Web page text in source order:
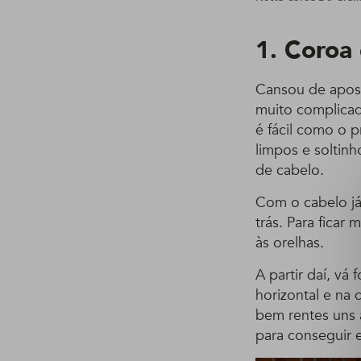
1.
Cansou de
muito
é fácil como o
limpos e
de cabelo.
Com o cabelo
trás. Para ficar
às orelhas.
A partir daí, vá
horizontal e na
bem rentes
para conseguir